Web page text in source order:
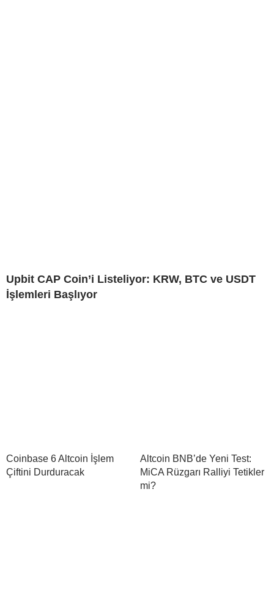
Upbit CAP Coin’i Listeliyor: KRW, BTC ve USDT
İşlemleri Başlıyor
Coinbase 6 Altcoin İşlem
Çiftini Durduracak
Altcoin BNB’de Yeni Test:
MiCA Rüzgarı Ralliyi Tetikler
mi?